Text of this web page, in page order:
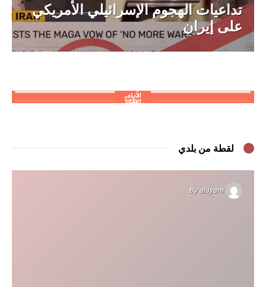
تداعيات الهجوم الإسرائيلي الأمريكي
على إيران
لقطة من بلدي
Byalayam